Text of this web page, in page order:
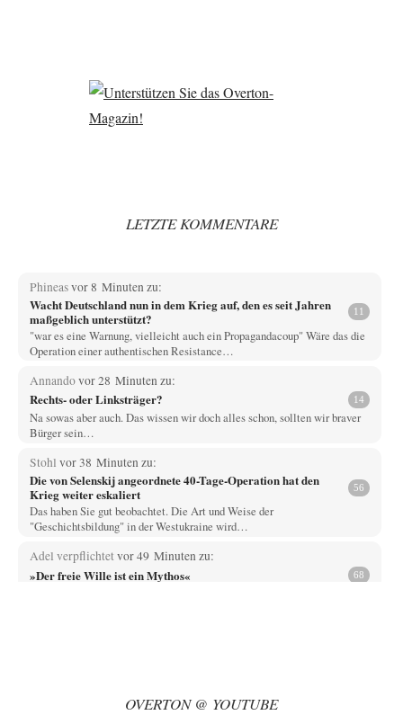
LETZTE KOMMENTARE
Phineasvor 8 Minuten zu:
Wacht Deutschland nun in dem Krieg auf, den es seit Jahren
maßgeblich unterstützt?
11
"war es eine Warnung, vielleicht auch ein Propagandacoup" Wäre das die
Operation einer authentischen Resistance…
Annandovor 28 Minuten zu:
Rechts- oder Linksträger? 14
Na sowas aber auch. Das wissen wir doch alles schon, sollten wir braver
Bürger sein…
Stohl vor 38 Minuten zu:
Die von Selenskij angeordnete 40-Tage-Operation hat den
Krieg weiter eskaliert
56
Das haben Sie gut beobachtet. Die Art und Weise der
"Geschichtsbildung" in der Westukraine wird…
Adel verpflichtetvor 49 Minuten zu:
»Der freie Wille ist ein Mythos« 68
OVERTON @ YOUTUBE